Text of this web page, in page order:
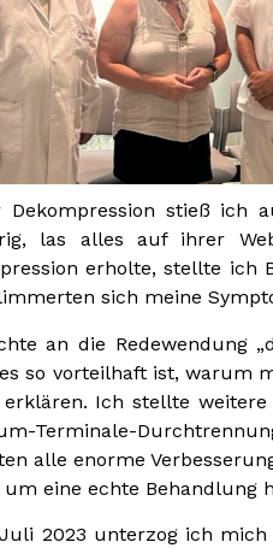
Dekompression stieß ich
las alles auf ihrer
erholte, stellte ich
sich meine
an die Redewendung
so vorteilhaft ist, warum
Ich stellte weitere
Terminale-
alle enorme
um eine echte Behandlung
2023 unterzog ich mich